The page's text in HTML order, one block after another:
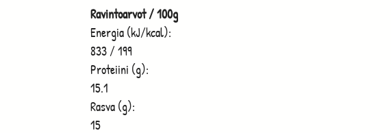
Ravintoarvot / 100g
Energia (kJ/kcal):
833 / 199
Proteiini (g):
15.1
Rasva (g):
15